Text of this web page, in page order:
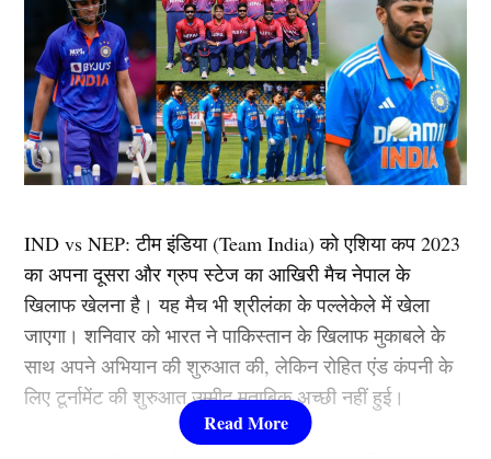
IND vs NEP: टीम इंडिया (Team India) को एशिया कप 2023
का अपना दूसरा और ग्रुप स्टेज का आखिरी मैच नेपाल के
खिलाफ खेलना है। यह मैच भी श्रीलंका के पल्लेकेले में खेला
जाएगा। शनिवार को भारत ने पाकिस्तान के खिलाफ मुकाबले के
साथ अपने अभियान की शुरुआत की, लेकिन रोहित एंड कंपनी के
लिए टूर्नामेंट की शुरुआत उम्मीद मुताबिक अच्छी नहीं हुई।